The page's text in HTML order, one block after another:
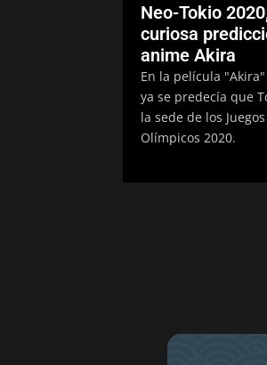
Neo-Tokio
curiosa
anime Akira
En la película
ya se predecía que
la sede de los Juegos
Olímpicos 2020.